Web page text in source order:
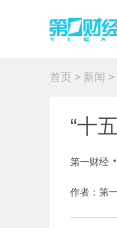
首页 > 新闻 >
“十
第一财经
作者：第